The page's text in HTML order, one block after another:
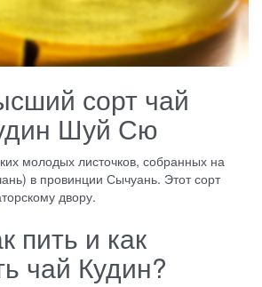
сорт чай
Шуй Сю
молодых листочков, собранных на
в провинции Сычуань. Этот сорт
двору.
пить и как
чай Кудин?